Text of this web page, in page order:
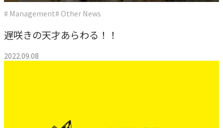
# Management# Other News
遅咲きの天才あらわる！！
2022.09.08